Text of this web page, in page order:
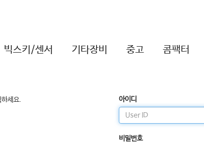
빅스키/센서 기타장비 중고 콤팩터
세요. 아이디
비밀번호